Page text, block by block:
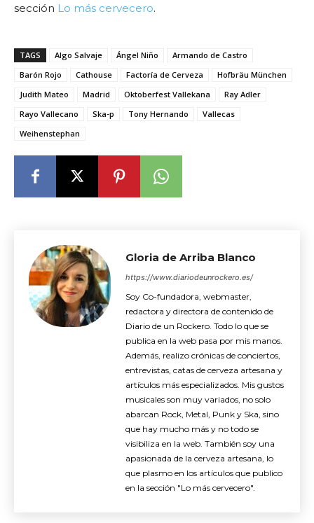
sección Lo más cervecero.
TAGS Algo Salvaje Ángel Niño
Armando de Castro
Barón Rojo
Cathouse Factoría de Cerveza
Hofbräu München
Judith Mateo
Madrid Oktoberfest Vallekana
Ray Adler
Rayo Vallecano
Ska-p Tony Hernando
Vallecas
Weihenstephan
Gloria de Arriba Blanco
https://www.diariodeunrockero.es/
Soy Co-fundadora, webmaster,
redactora y directora de contenido de
Diario de un Rockero. Todo lo que se
publica en la web pasa por mis manos.
Además, realizo crónicas de conciertos,
entrevistas, catas de cerveza artesana y
artículos más especializados. Mis gustos
musicales son muy variados, no solo
abarcan Rock, Metal, Punk y Ska, sino
que hay mucho más y no todo se
visibiliza en la web. También soy una
apasionada de la cerveza artesana, lo
que plasmo en los artículos que publico
en la sección "Lo más cervecero".